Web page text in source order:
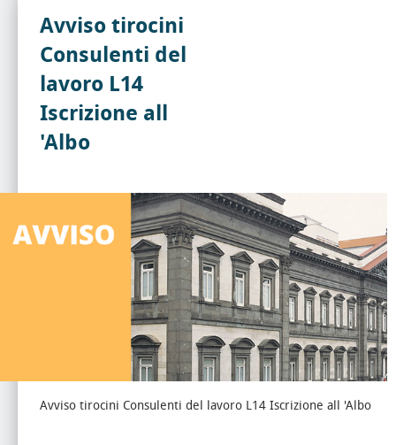
Avviso tirocini
Consulenti del
lavoro L14
Iscrizione all
'Albo
Avviso tirocini Consulenti del lavoro L14 Iscrizione all 'Albo